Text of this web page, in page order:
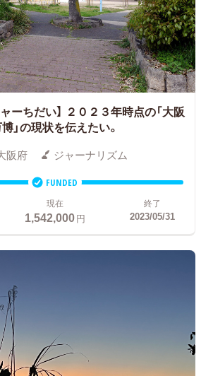
ーちだい】 ２０２３年時点の「大阪
」の現状を伝えたい。
阪府 ジャーナリズム
FUNDED
現在
1,542,000円
終了
2023/05/31